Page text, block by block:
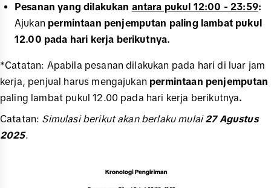
Pesanan yang dilakukan antara pukul 12:00 - 23:59:
Ajukan permintaan penjemputan paling lambat pukul
12.00 pada hari kerja berikutnya.
*Catatan: Apabila pesanan dilakukan pada hari di luar jam
kerja, penjual harus mengajukan permintaan penjemputan
paling lambat pukul 12.00 pada hari kerja berikutnya.
Catatan: Simulasi berikut akan berlaku mulai27 Agustus
2025.